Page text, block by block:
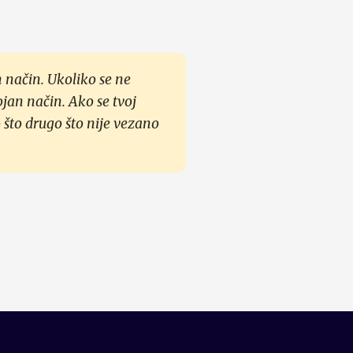
Ukoliko se ne
način. Ako se tvoj
drugo što nije vezano